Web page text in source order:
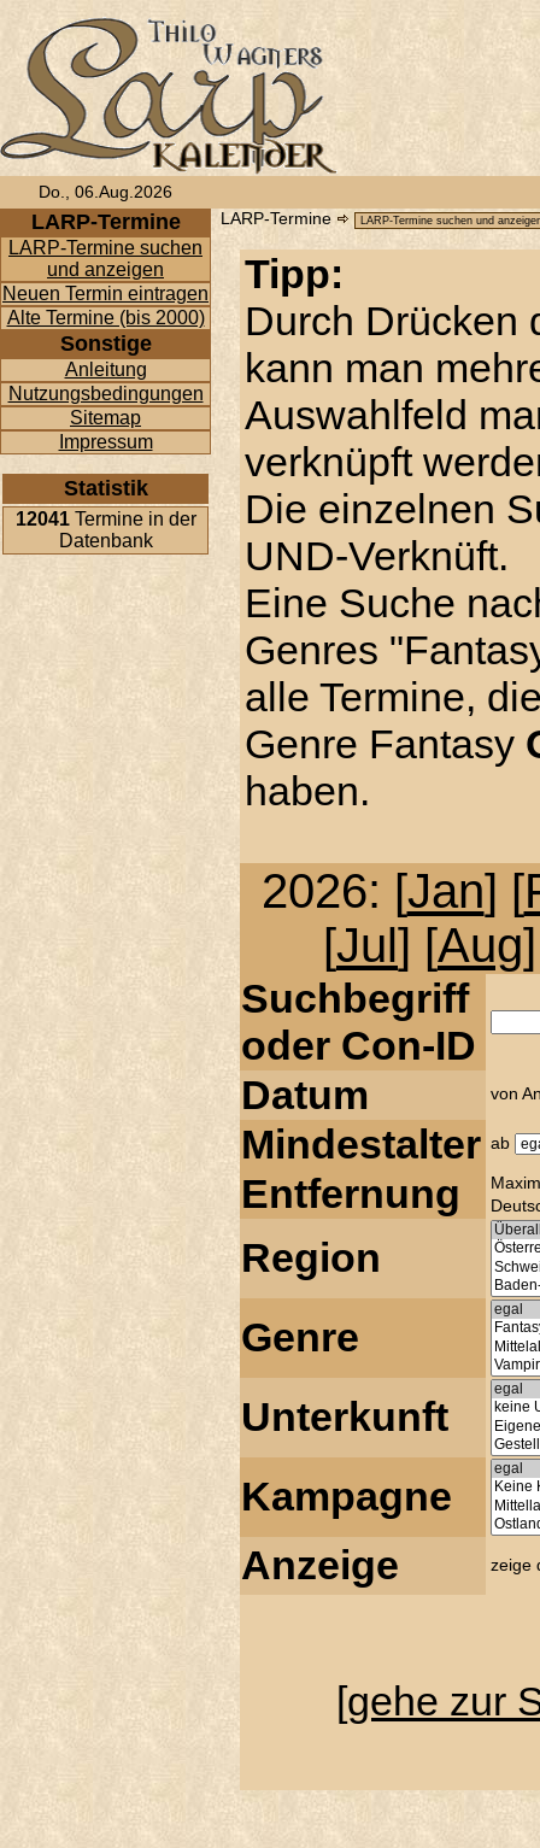
Do., 06.Aug.2026
LARP-Termine
LARP-Termine suchen
und anzeigen
Neuen Termin eintragen
Alte Termine (bis 2000)
Sonstige
Anleitung
Nutzungsbedingungen
Sitemap
Impressum
Statistik
12041Termine in der
Datenbank
LARP-Termine
Tipp:
Durch Drücken
kann man
Auswahlfeld
verknüpft
Die einzelnen
UND-Verknüft.
Eine Suche
Genres
alle Termine,
Genre Fantasy
haben.
2026: [Jan] [
[Jul] [Aug
Suchbegriff
oder Con-ID
Datum
von
Mindestalter ab
Entfernung
Region
Genre
Unterkunft
Kampagne
Anzeige
zeige
[gehe zur